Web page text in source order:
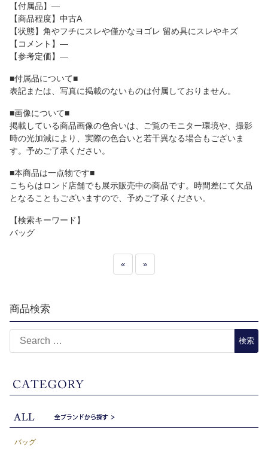
【付属品】―
【商品程度】中古A
【状態】角やフチにスレや僅かなヨゴレ 留め具にスレやキズ
【コメント】―
【参考定価】―
■付属品について■
表記または、写真に掲載のないものは付属しておりません。
■画像について■
掲載している商品画像の色合いは、ご覧のモニター環境や、撮影
時の光加減により、実際の色合いと若干異なる場合もございま
す。予めご了承ください。
■本商品は一点物です■
こちらはロンド店舗でも展示販売中の商品です。時間差にて欠品
となることもございますので、予めご了承ください。
【検索キーワード】
バッグ
« »
商品検索
バッグ